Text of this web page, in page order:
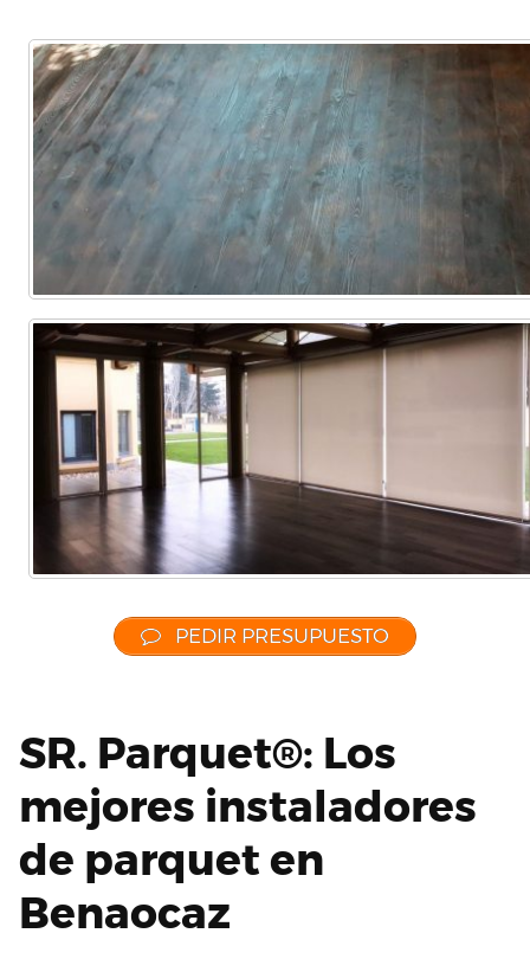
PEDIR PRESUPUESTO
SR. Parquet®: Los
mejores instaladores
de parquet en
Benaocaz